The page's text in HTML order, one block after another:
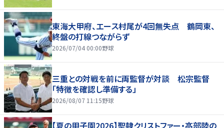
東海大甲府、エース村尾が4回無失点 鶴岡東、
終盤の打線つながらず
2026/07/04 00:00野球
三重との対戦を前に両監督が対談 松宗監督
「特徴を確認し準備する」
2026/08/07 11:15野球
【夏の甲子園2026】聖隷クリストファー・高部陸の